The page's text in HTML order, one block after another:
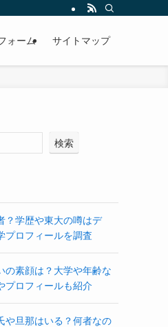
ォーム サイトマップ
検索
？学歴や東大の噂はデ
プロフィールを調査
の素顔は？大学や年齢な
プロフィールも紹介
や旦那はいる？何者なの